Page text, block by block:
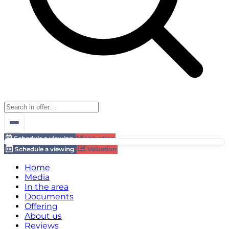
Schedule a viewing
Valuation
Schedule a viewing
Valuation
Home
Media
In the area
Documents
Offering
About us
Reviews